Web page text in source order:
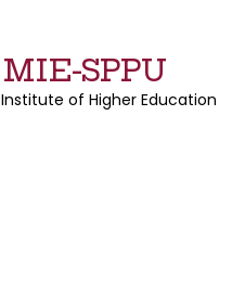
MIE-SPPU
Institute of Higher Education